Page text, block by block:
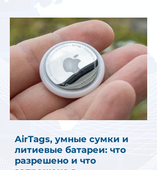
AirTags, умные сумки и
литиевые батареи: что
разрешено и что